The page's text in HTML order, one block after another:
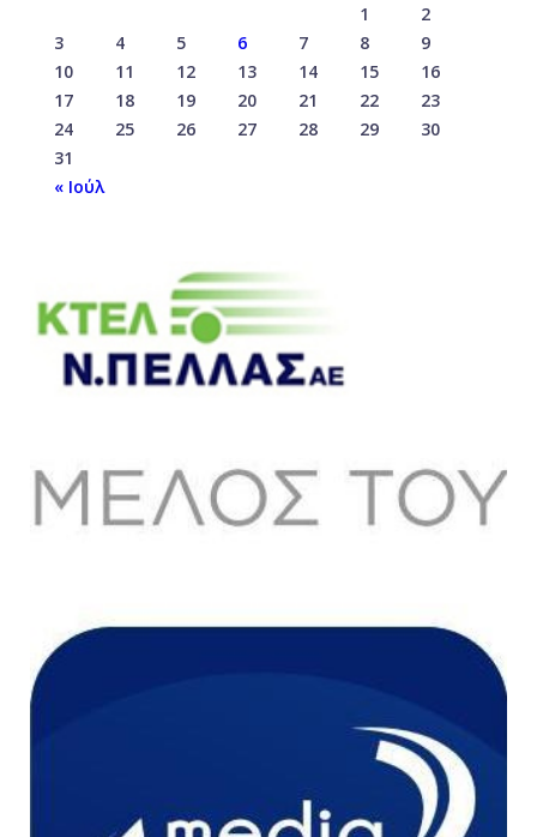
1
2
3
4 5 6 7 8
9
10
11 12 13 14 15
16
17
18 19 20 21 22
23
24
25 26 27 28 29
30
31
« Ιούλ